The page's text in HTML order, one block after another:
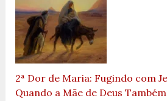
2ª Dor de Maria: Fugindo com
Quando a Mãe de Deus